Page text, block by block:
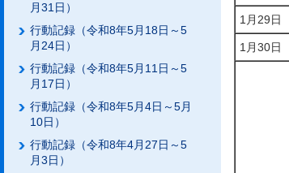
月31日）
行動記録（令和8年5月18日～5
月24日）
行動記録（令和8年5月11日～5
月17日）
行動記録（令和8年5月4日～5月
10日）
行動記録（令和8年4月27日～5
月3日）
1月29日
1月30日